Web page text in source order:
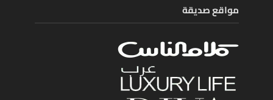
مواقع صديقة